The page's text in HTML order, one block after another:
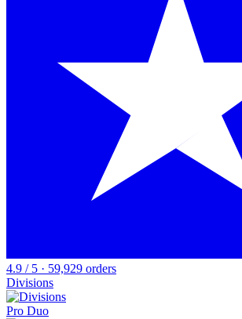
4.9 / 5 · 59,929 orders
Divisions
Pro Duo